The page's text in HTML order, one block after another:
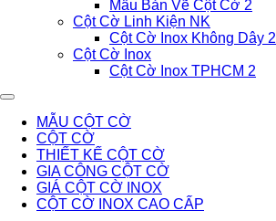
Mẫu Bản Vẽ Cột Cờ 2
Cột Cờ Linh Kiện NK
Cột Cờ Inox Không Dây 2
Cột Cờ Inox
Cột Cờ Inox TPHCM 2
MẪU CỘT CỜ
CỘT CỜ
THIẾT KẾ CỘT CỜ
GIA CÔNG CỘT CỜ
GIÁ CỘT CỜ INOX
CỘT CỜ INOX CAO CẤP